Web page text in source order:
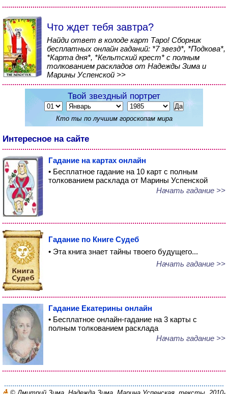
Что ждет тебя завтра?
Найди ответ в колоде карт Таро! Сборник
бесплатных онлайн гаданий: *7 звезд*, *Подкова*,
*Карта дня*, *Кельтский крест* с полным
толкованием раскладов от Надежды Зима и
Марины Успенской >>
Твой звездный портрет
Кто ты по лучшим гороскопам мира
Интересное на сайте
Гадание на картах онлайн
• Бесплатное гадание на 10 карт с полным
толкованием расклада от Марины Успенской
Начать гадание >>
Гадание по Книге Судеб
• Эта книга знает тайны твоего будущего...
Начать гадание >>
Гадание Екатерины онлайн
• Бесплатное онлайн-гадание на 3 карты с
полным толкованием расклада
Начать гадание >>